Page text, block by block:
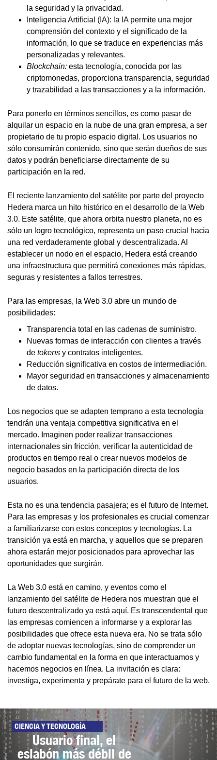
la seguridad y la privacidad.
Inteligencia Artificial (IA): la IA permite una mejor
comprensión del contexto y el significado de la
información, lo que se traduce en experiencias más
personalizadas y relevantes.
Blockchain: esta tecnología, conocida por las
criptomonedas, proporciona transparencia, seguridad
y trazabilidad a las transacciones y a la información.
Para ponerlo en términos sencillos, es como pasar de
alquilar un espacio en la nube de una gran empresa, a ser
propietario de tu propio espacio digital. Los usuarios no
sólo consumirán contenido, sino que serán dueños de sus
datos y podrán beneficiarse directamente de su
participación en la red.
El reciente lanzamiento del satélite por parte del proyecto
Hedera marca un hito histórico en el desarrollo de la Web
3.0. Este satélite, que ahora orbita nuestro planeta, no es
sólo un logro tecnológico, representa un paso crucial hacia
una red verdaderamente global y descentralizada. Al
establecer un nodo en el espacio, Hedera está creando
una infraestructura que permitirá conexiones más rápidas,
seguras y resistentes a fallos terrestres.
Para las empresas, la Web 3.0 abre un mundo de
posibilidades:
Transparencia total en las cadenas de suministro.
Nuevas formas de interacción con clientes a través
de tokens y contratos inteligentes.
Reducción significativa en costos de intermediación.
Mayor seguridad en transacciones y almacenamiento
de datos.
Los negocios que se adapten temprano a esta tecnología
tendrán una ventaja competitiva significativa en el
mercado. Imaginen poder realizar transacciones
internacionales sin fricción, verificar la autenticidad de
productos en tiempo real o crear nuevos modelos de
negocio basados en la participación directa de los
usuarios.
Esta no es una tendencia pasajera; es el futuro de Internet.
Para las empresas y los profesionales es crucial comenzar
a familiarizarse con estos conceptos y tecnologías. La
transición ya está en marcha, y aquellos que se preparen
ahora estarán mejor posicionados para aprovechar las
oportunidades que surgirán.
La Web 3.0 está en camino, y eventos como el
lanzamiento del satélite de Hedera nos muestran que el
futuro descentralizado ya está aquí. Es transcendental que
las empresas comiencen a informarse y a explorar las
posibilidades que ofrece esta nueva era. No se trata sólo
de adoptar nuevas tecnologías, sino de comprender un
cambio fundamental en la forma en que interactuamos y
hacemos negocios en línea. La invitación es clara:
investiga, experimenta y prepárate para el futuro de la web.
CIENCIA Y TECNOLOGÍA
Usuario final, el
eslabón más débil de